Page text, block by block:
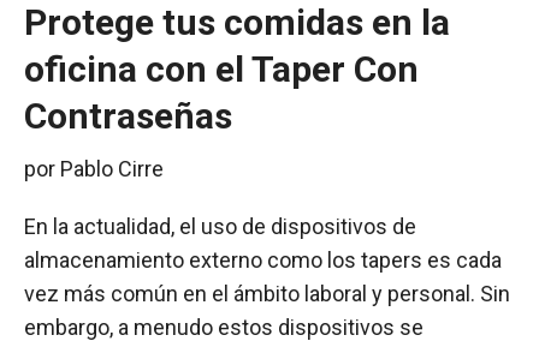
Protege tus comidas en la
oficina con el Taper Con
Contraseñas
por Pablo Cirre
En la actualidad, el uso de dispositivos de
almacenamiento externo como los tapers es cada
vez más común en el ámbito laboral y personal. Sin
embargo, a menudo estos dispositivos se